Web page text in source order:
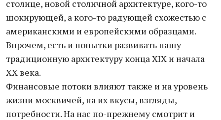
столице, новой столичной архитектуре, кого-то
шокирующей, а кого-то радующей схожестью с
американскими и европейскими образцами.
Впрочем, есть и попытки развивать нашу
традиционную архитектуру конца XIX и начала
XX века.
Финансовые потоки влияют также и на уровень
жизни москвичей, на их вкусы, взгляды,
потребности. На нас по-прежнему смотрит и